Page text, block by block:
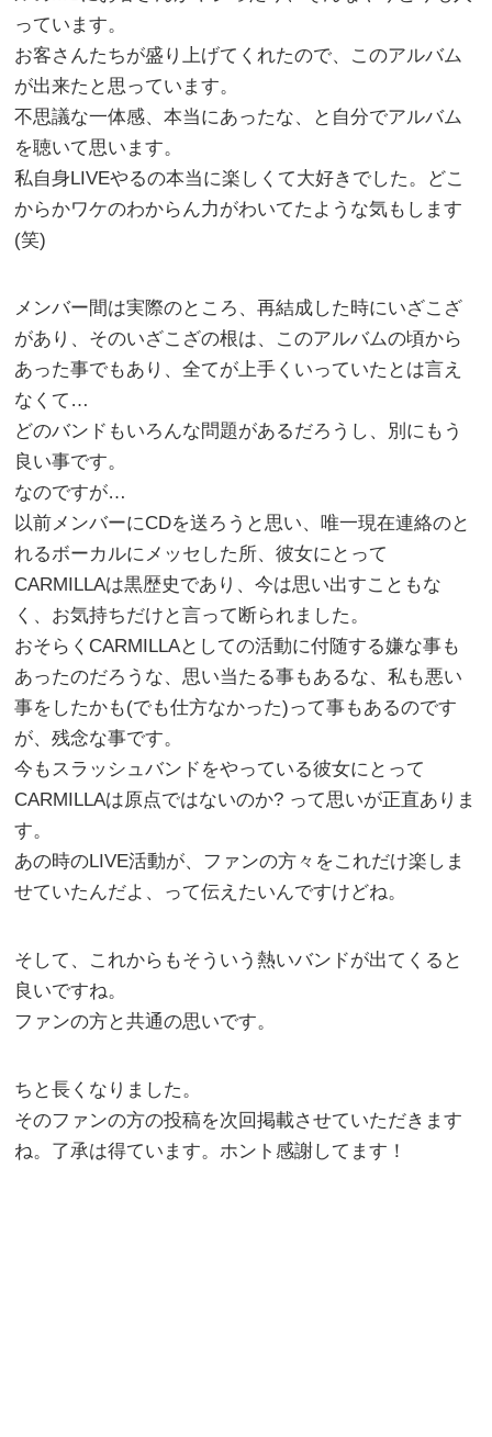
っています。
お客さんたちが盛り上げてくれたので、このアルバム
が出来たと思っています。
不思議な一体感、本当にあったな、と自分でアルバム
を聴いて思います。
私自身LIVEやるの本当に楽しくて大好きでした。どこ
からかワケのわからん力がわいてたような気もします
(笑)
メンバー間は実際のところ、再結成した時にいざこざ
があり、そのいざこざの根は、このアルバムの頃から
あった事でもあり、全てが上手くいっていたとは言え
なくて…
どのバンドもいろんな問題があるだろうし、別にもう
良い事です。
なのですが…
以前メンバーにCDを送ろうと思い、唯一現在連絡のと
れるボーカルにメッセした所、彼女にとって
CARMILLAは黒歴史であり、今は思い出すこともな
く、お気持ちだけと言って断られました。
おそらくCARMILLAとしての活動に付随する嫌な事も
あったのだろうな、思い当たる事もあるな、私も悪い
事をしたかも(でも仕方なかった)って事もあるのです
が、残念な事です。
今もスラッシュバンドをやっている彼女にとって
CARMILLAは原点ではないのか? って思いが正直ありま
す。
あの時のLIVE活動が、ファンの方々をこれだけ楽しま
せていたんだよ、って伝えたいんですけどね。
そして、これからもそういう熱いバンドが出てくると
良いですね。
ファンの方と共通の思いです。
ちと長くなりました。
そのファンの方の投稿を次回掲載させていただきます
ね。了承は得ています。ホント感謝してます！